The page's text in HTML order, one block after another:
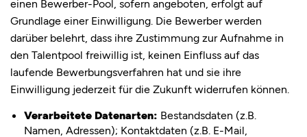
einen Bewerber-Pool, sofern angeboten, erfolgt auf
Grundlage einer Einwilligung. Die Bewerber werden
darüber belehrt, dass ihre Zustimmung zur Aufnahme in
den Talentpool freiwillig ist, keinen Einfluss auf das
laufende Bewerbungsverfahren hat und sie ihre
Einwilligung jederzeit für die Zukunft widerrufen können.
Verarbeitete Datenarten: Bestandsdaten (z.B.
Namen, Adressen); Kontaktdaten (z.B. E-Mail,